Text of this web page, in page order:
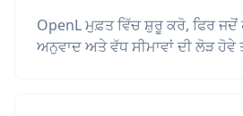
OpenL ਮੁਫ਼ਤ ਵਿੱਚ ਸ਼ੁਰੂ ਕਰੋ, ਫਿਰ
ਅਨੁਵਾਦ ਅਤੇ ਵੱਧ ਸੀਮਾਵਾਂ ਦੀ ਲੋੜ